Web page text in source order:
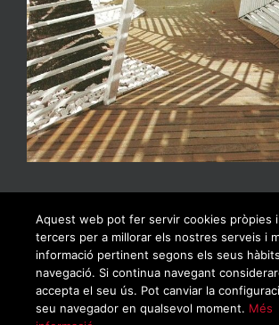
Aquest web pot fer servir cookies pròpies
tercers per a millorar els nostres serveis i
informació pertinent segons els seus
navegació. Si continua navegant
accepta el seu ús. Pot canviar la
seu navegador en qualsevol moment. Més